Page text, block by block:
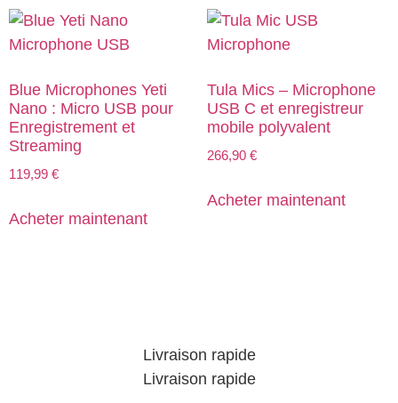
Blue Microphones Yeti
Nano : Micro USB pour
Enregistrement et
Streaming
119,99 €
Acheter maintenant
Tula Mics – Microphone
USB C et enregistreur
mobile polyvalent
266,90 €
Acheter maintenant
Livraison rapide
Livraison rapide